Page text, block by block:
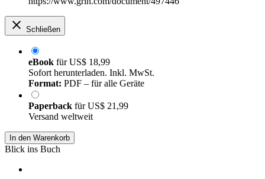
Schließen
eBook fürUS$ 18,99
Sofort herunterladen. Inkl. MwSt.
Format: PDF – für alle Geräte
Paperback fürUS$ 21,99
Versand weltweit
In den Warenkorb
Blick ins Buch